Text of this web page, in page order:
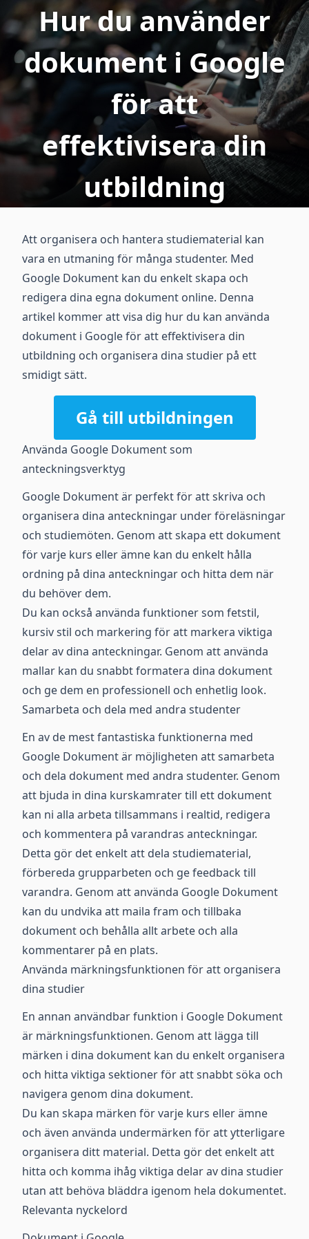
Hur du använder
dokument i Google
för att
effektivisera din
utbildning
Att organisera och hantera studiematerial kan
vara en utmaning för många studenter. Med
Google Dokument kan du enkelt skapa och
redigera dina egna dokument online. Denna
artikel kommer att visa dig hur du kan använda
dokument i Google för att effektivisera din
utbildning och organisera dina studier på ett
smidigt sätt.
Gå till utbildningen
Använda Google Dokument som
anteckningsverktyg
Google Dokument är perfekt för att skriva och
organisera dina anteckningar under föreläsningar
och studiemöten. Genom att skapa ett dokument
för varje kurs eller ämne kan du enkelt hålla
ordning på dina anteckningar och hitta dem när
du behöver dem.
Du kan också använda funktioner som fetstil,
kursiv stil och markering för att markera viktiga
delar av dina anteckningar. Genom att använda
mallar kan du snabbt formatera dina dokument
och ge dem en professionell och enhetlig look.
Samarbeta och dela med andra studenter
En av de mest fantastiska funktionerna med
Google Dokument är möjligheten att samarbeta
och dela dokument med andra studenter. Genom
att bjuda in dina kurskamrater till ett dokument
kan ni alla arbeta tillsammans i realtid, redigera
och kommentera på varandras anteckningar.
Detta gör det enkelt att dela studiematerial,
förbereda grupparbeten och ge feedback till
varandra. Genom att använda Google Dokument
kan du undvika att maila fram och tillbaka
dokument och behålla allt arbete och alla
kommentarer på en plats.
Använda märkningsfunktionen för att organisera
dina studier
En annan användbar funktion i Google Dokument
är märkningsfunktionen. Genom att lägga till
märken i dina dokument kan du enkelt organisera
och hitta viktiga sektioner för att snabbt söka och
navigera genom dina dokument.
Du kan skapa märken för varje kurs eller ämne
och även använda undermärken för att ytterligare
organisera ditt material. Detta gör det enkelt att
hitta och komma ihåg viktiga delar av dina studier
utan att behöva bläddra igenom hela dokumentet.
Relevanta nyckelord